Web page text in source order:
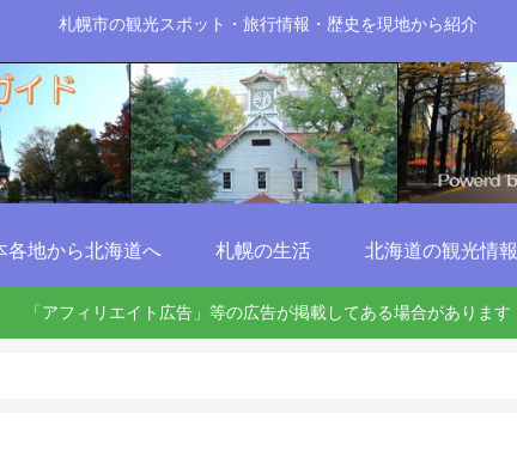
札幌市の観光スポット・旅行情報・歴史を現地から紹介
各地から北海道へ 札幌の生活 北海道の観光情報
「アフィリエイト広告」等の広告が掲載してある場合があります